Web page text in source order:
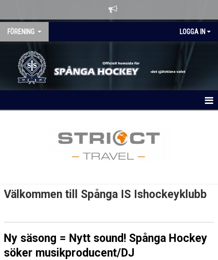
FÖRENING LOGGA IN
LÄNKAR
Välkommen till Spånga IS Ishockeyklubb
Ny säsong = Nytt sound! Spånga Hockey
söker musikproducent/DJ